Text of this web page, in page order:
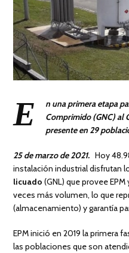
E
n una primera etapa
Comprimido (GNC) al
presente en 29
25 de marzo de 2021. Hoy
instalación industrial disfrutan
licuado (GNL) que provee
veces más volumen, lo que
(almacenamiento) y garantía
EPM inició en 2019 la primera
las poblaciones que son